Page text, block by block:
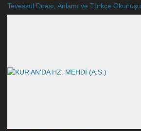
Tevessül Duası, Anlamı ve Türkçe Okunuşu